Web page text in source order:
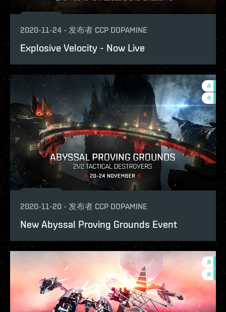
2020-11-24 - 发布者 CCP DOPAMINE
Explosive Velocity - Now Live
#
#
2020-11-20 - 发布者 CCP DOPAMINE
New Abyssal Proving Grounds Event
#
#